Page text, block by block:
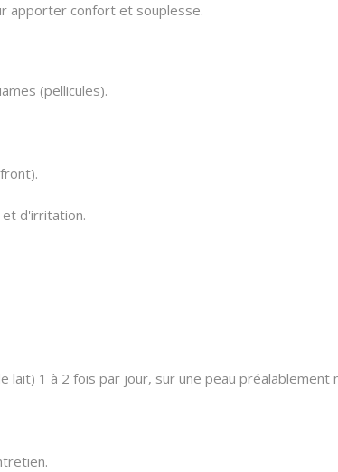
apporter confort et souplesse.
(pellicules).
d'irritation.
lait) 1 à 2 fois par jour, sur une peau préalablement